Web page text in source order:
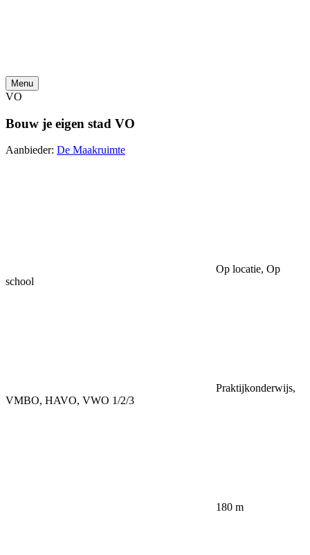
Menu
VO
Bouw je eigen stad VO
Aanbieder: De Maakruimte
Op locatie, Op
school
Praktijkonderwijs,
VMBO, HAVO, VWO 1/2/3
180 m